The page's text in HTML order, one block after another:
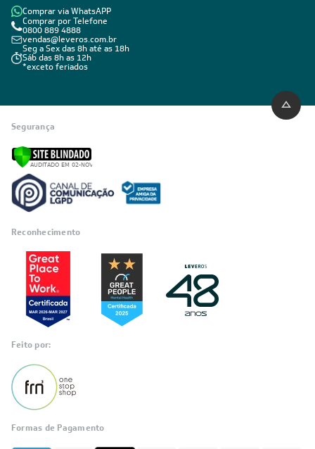
Comprar via WhatsAPP
Comprar por Telefone
0800 889 4888
vendas@leveros.com.br
Seg a Sex das 8h até as 18h
Sáb das 8h as 12h
*exceto feriados
Segurança
Reconhecimento
Feito por:
Formas de Pagamento